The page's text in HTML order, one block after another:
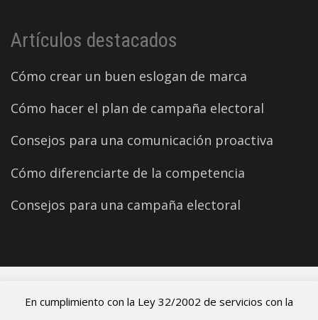
Artículos destacados
Cómo crear un buen eslogan de marca
Cómo hacer el plan de campaña electoral
Consejos para una comunicación proactiva
Cómo diferenciarte de la competencia
Consejos para una campaña electoral
©2026 Carles Aparicio
En cumplimiento con la Ley 32/2002 de servicios con la